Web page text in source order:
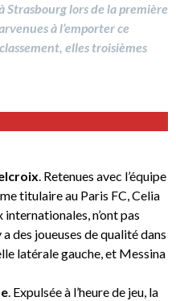
Strasbourg lors de la première
à l’emporter ce
elles troisièmes
. Retenues avec l’équipe
titulaire au Paris FC, Celia
n’ont pas
des joueuses de qualité dans
latérale gauche, et Messina
. Expulsée à l’heure de jeu, la